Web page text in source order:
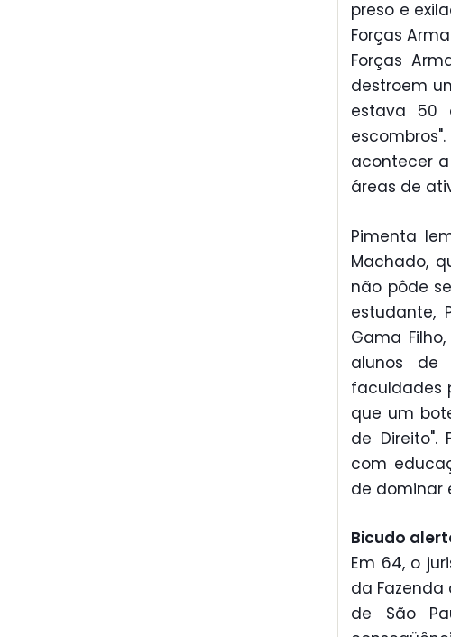
preso e
Forças
Forças
destroem
estava 50
acontecer
áreas de
Pimenta
Machado,
não pôde
estudante,
Gama
alunos de
faculdades
que um
de Direito".
com
de dominar
Bicudo
Em 64, o
da Fazenda
de São